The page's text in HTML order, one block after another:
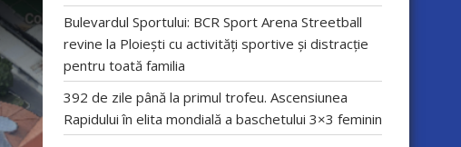
Bulevardul Sportului: BCR Sport Arena Streetball
revine la Ploiești cu activități sportive și distracție
pentru toată familia
392 de zile până la primul trofeu. Ascensiunea
Rapidului în elita mondială a baschetului 3×3 feminin